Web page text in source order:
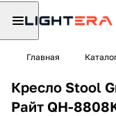
Главная
Кресло Stool
Райт QH-